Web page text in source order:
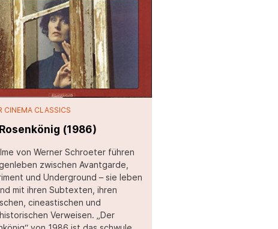
CINEMA CLASSICS
(1986)
von Werner Schroeter führen
zwischen Avantgarde,
und Underground – sie leben
mit ihren Subtexten, ihren
cineastischen und
Verweisen. „Der